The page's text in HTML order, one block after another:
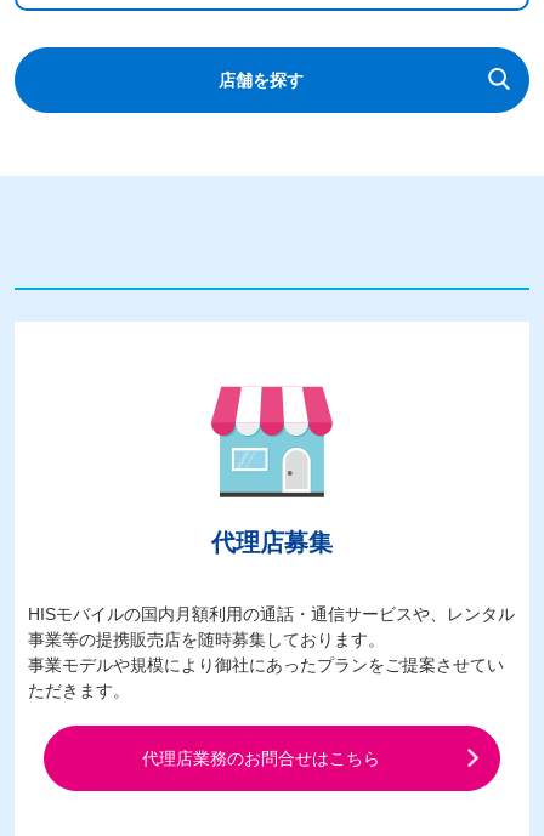
店舗を探す
代理店募集
HISモバイルの国内月額利用の通話・通信サービスや、レンタル
事業等の提携販売店を随時募集しております。
事業モデルや規模により御社にあったプランをご提案させてい
ただきます。
代理店業務のお問合せはこちら